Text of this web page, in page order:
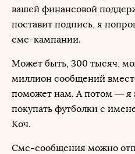
вашей финансовой
поставит подпись, я
смс-кампании.
Может быть, 300 тысяч,
миллион сообщений
поможет нам. А потом — я
покупать футболки с
Коч.
Смс-сообщения можно